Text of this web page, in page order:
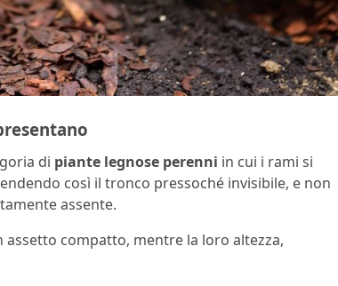
di piante legnose perenni in cui i rami si
così il tronco pressoché invisibile, e non
assente.
compatto, mentre la loro altezza,